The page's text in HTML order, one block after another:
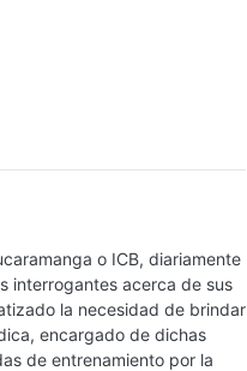
o ICB, diariamente
interrogantes acerca de sus
la necesidad de brindar
encargado de dichas
de entrenamiento por la